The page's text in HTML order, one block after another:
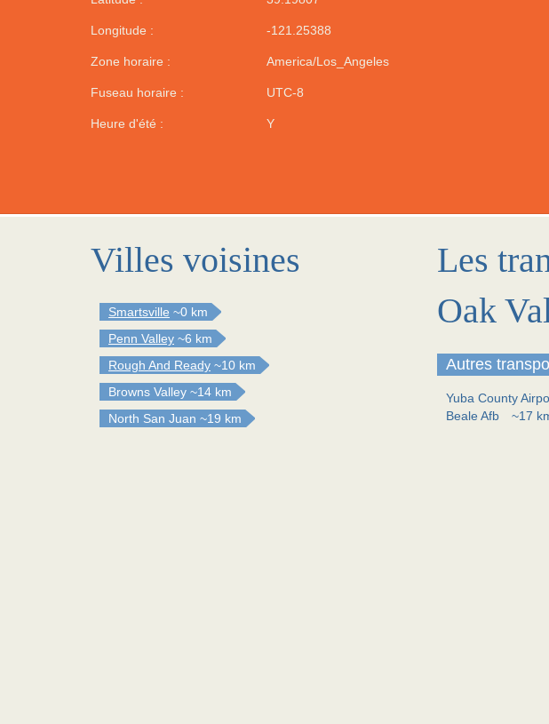
Longitude : -121.25388
Zone horaire : America/Los_Angeles
Fuseau horaire : UTC-8
Heure d'été : Y
Villes voisines
Smartsville ~0 km
Penn Valley ~6 km
Rough And Ready ~10 km
Browns Valley ~14 km
North San Juan ~19 km
Les
Oak
Autres
Yuba County
Beale Afb
~17